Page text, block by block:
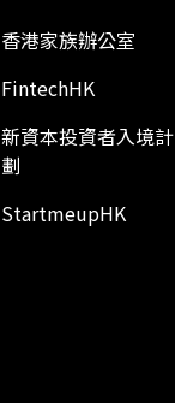
香港家族辦公室
FintechHK
新資本投資者入境計
劃
StartmeupHK